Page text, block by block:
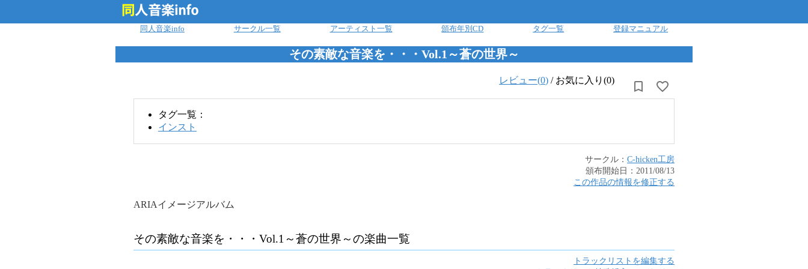
同人音楽info サークル一覧 アーティスト一覧 頒布年別CD タグ一覧 登録マニュアル
その素敵な音楽を・・・Vol.1～蒼の世界～
レビュー(0) / お気に入り(0)
タグ一覧：
インスト
サークル： C-hicken工房
頒布開始日： 2011/08/13
この作品の情報を修正する
ARIAイメージアルバム
その素敵な音楽を・・・Vol.1～蒼の世界～の楽曲一覧
トラックリストを編集する